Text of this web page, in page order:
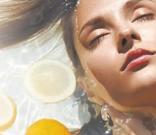
優勢，如何選擇最合適的護膚方...